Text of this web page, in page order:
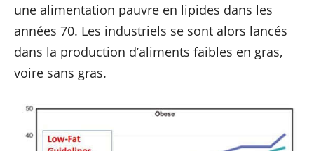
une alimentation pauvre en lipides dans les
années 70. Les industriels se sont alors lancés
dans la production d’aliments faibles en gras,
voire sans gras.